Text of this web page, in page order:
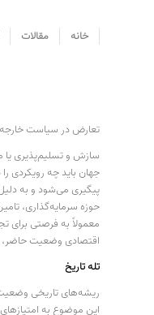
خانه مقالات
تعارض در سیاست خارجه:
سازش و تسلیم‌پذیری یا
جهان باید چه رویکردی
پیگیری می‌شود و به
حوزه سرمایه‌گذاری،
معمولاً به فرصتی برای
اقتصادی وضعیت
تله تاریخ
ریشه‌های تاریخی